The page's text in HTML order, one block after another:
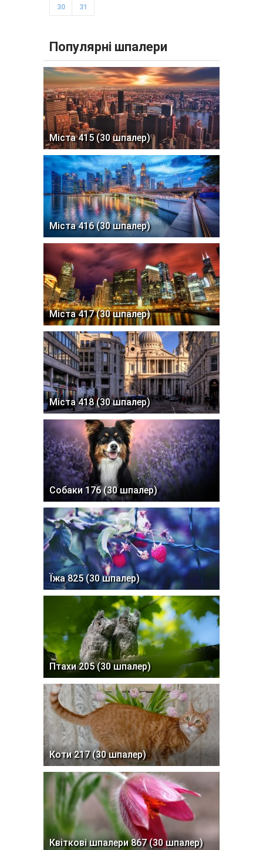
30 31
Популярні шпалери
Міста 415 (30 шпалер)
Міста 416 (30 шпалер)
Міста 417 (30 шпалер)
Міста 418 (30 шпалер)
Собаки 176 (30 шпалер)
Їжа 825 (30 шпалер)
Птахи 205 (30 шпалер)
Коти 217 (30 шпалер)
Квіткові шпалери 867 (30 шпалер)